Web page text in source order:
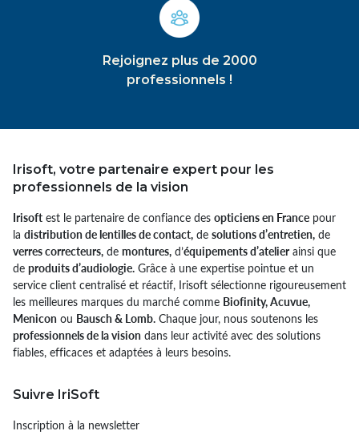
Rejoignez plus de 2000
professionnels !
Irisoft, votre partenaire expert pour les
professionnels de la vision
Irisoft est le partenaire de confiance des opticiens en France pour
la distribution de lentilles de contact, de solutions d’entretien, de
verres correcteurs, de montures, d’équipements d’atelierainsi que
de produits d’audiologie. Grâce à une expertise pointue et un
service client centralisé et réactif, Irisoft sélectionne rigoureusement
les meilleures marques du marché comme Biofinity, Acuvue,
Menicon ou Bausch & Lomb. Chaque jour, nous soutenons les
professionnels de la vision dans leur activité avec des solutions
fiables, efficaces et adaptées à leurs besoins.
Suivre IriSoft
Inscription à la newsletter